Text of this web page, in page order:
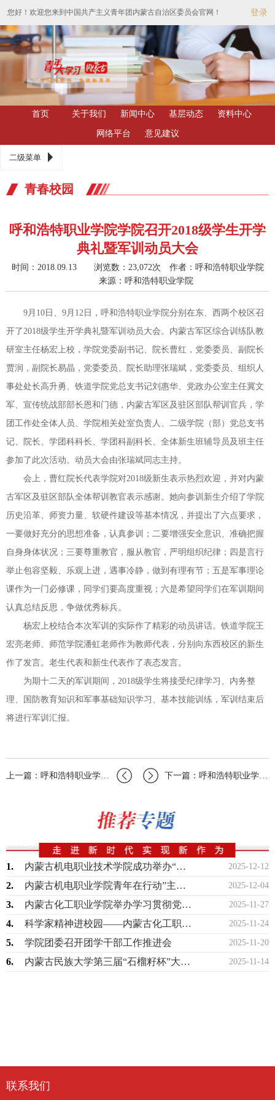
您好！欢迎您来到中国共产主义青年团内蒙古自治区委员会官网！ 登录
首页 关于我们 新闻中心 基层动态 资料中心
网络平台 意见建议
二级菜单
青春校园
呼和浩特职业学院学院召开2018级学生开学
典礼暨军训动员大会
时间：2018.09.13 浏览数：23,072次 作者：呼和浩特职业学院
来源：呼和浩特职业学院
9月10日、9月12日，呼和浩特职业学院分别在东、西两个校区召
开了2018级学生开学典礼暨军训动员大会。内蒙古军区综合训练队教
研室主任杨宏上校，学院党委副书记、院长曹红，党委委员、副院长
贾润，副院长易晶，党委委员、院长助理张瑞斌，党委委员、组织人
事处处长高升勇、铁道学院党总支书记刘惠华、党政办公室主任冀文
军、宣传统战部部长恩和门德，内蒙古军区及驻区部队帮训官兵，学
团工作处全体人员、学院相关处室负责人、二级学院（部）党总支书
记、院长、学团科科长、学团科副科长、全体新生班辅导员及班主任
参加了此次活动。动员大会由张瑞斌同志主持。
会上，曹红院长代表学院对2018级新生表示热烈欢迎，并对内蒙
古军区及驻区部队全体帮训教官表示感谢。她向参训新生介绍了学院
历史沿革、师资力量、软硬件建设等基本情况，并提出了六点要求，
一要做好充分的思想准备，认真参训；二要增强安全意识、准确把握
自身身体状况；三要尊重教官，服从教官，严明组织纪律；四是言行
举止包容坚毅、乐观上进，遇事冷静，做到有理有节；五是军事理论
课作为一门必修课，同学们要高度重视；六是希望同学们在军训期间
认真总结反思，争做优秀标兵。
杨宏上校结合本次军训的实际作了精彩的动员讲话。铁道学院王
宏亮老师、师范学院潘虹老师作为教师代表，分别向东西校区的新生
作了发言。老生代表和新生代表作了表态发言。
为期十二天的军训期间，2018级学生将接受纪律学习、内务整
理、国防教育知识和军事基础知识学习、基本技能训练，军训结束后
将进行军训汇报。
上一篇：呼和浩特职业学院计算机信息学院团总支学生会开展招新工作 下一篇：呼和浩特职业学院经济管理与法学院开展庆祝教师节活动
2025-12-12
1. 内蒙古机电职业技术学院成功举办“丁香扎根·就在青城”2025年就业创业服务进校园…
2025-12-04
2. 内蒙古机电职业学院青年在行动”主题志愿服务活动
2025-11-27
3. 内蒙古化工职业学院举办学习贯彻党的宗教工作理论专题讲座
2025-11-24
4. 科学家精神进校园——内蒙古化工职业学院开展校园科普电影公益放映活动
2025-11-20
5. 学院团委召开团学干部工作推进会
2025-11-14
6. 内蒙古民族大学第三届“石榴籽杯”大学生舞蹈大赛圆满落幕
联系我们